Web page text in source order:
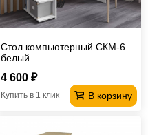
Стол компьютерный СКМ-6
белый
4 600 ₽
В корзину
Купить в 1 клик